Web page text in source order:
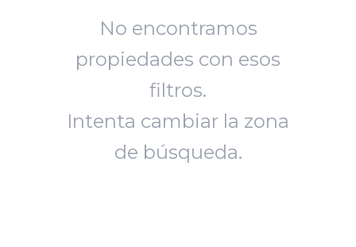
No encontramos
propiedades con esos
filtros.
Intenta cambiar la zona
de búsqueda.